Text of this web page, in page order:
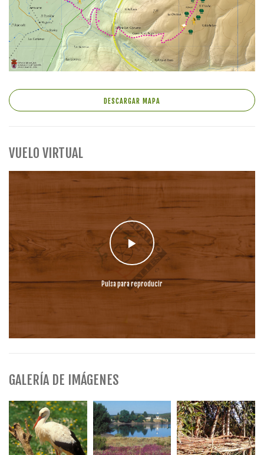
DESCARGAR MAPA
VUELO VIRTUAL
Pulsa para reproducir
GALERÍA DE IMÁGENES